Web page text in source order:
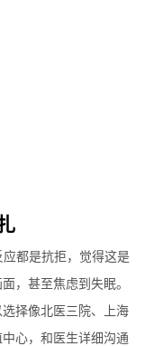
到底痛不痛
底痛不痛？很多人从
的路。今天就来听听
术后的每一段经历。
都是抗拒，觉得这是
，甚至焦虑到失眠。
择像北医三院、上海
心，和医生详细沟通